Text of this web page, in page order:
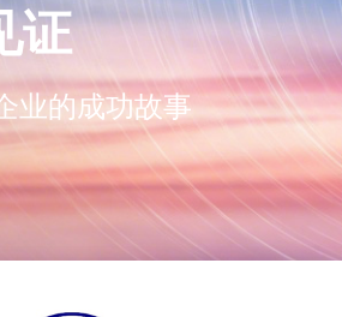
证
业的成功故事